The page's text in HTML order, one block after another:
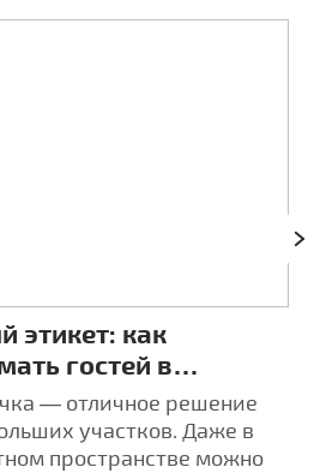
этикет: как
гостей в
бане‑бочке
— отличное решение
участков. Даже в
пространстве можно